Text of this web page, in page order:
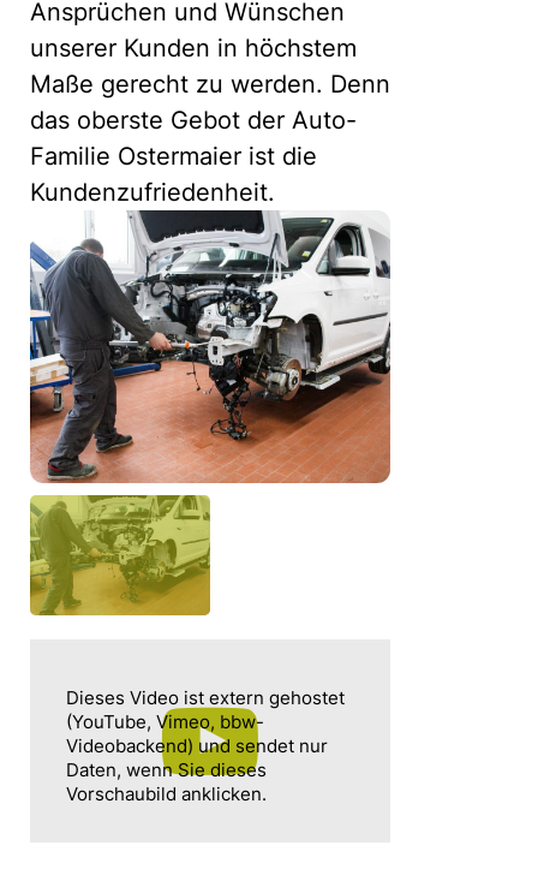
Ansprüchen und Wünschen
unserer Kunden in höchstem
Maße gerecht zu werden. Denn
das oberste Gebot der Auto-
Familie Ostermaier ist die
Kundenzufriedenheit.
Dieses Video ist extern gehostet
(YouTube, Vimeo, bbw-
Videobackend) und sendet nur
Daten, wenn Sie dieses
Vorschaubild anklicken.